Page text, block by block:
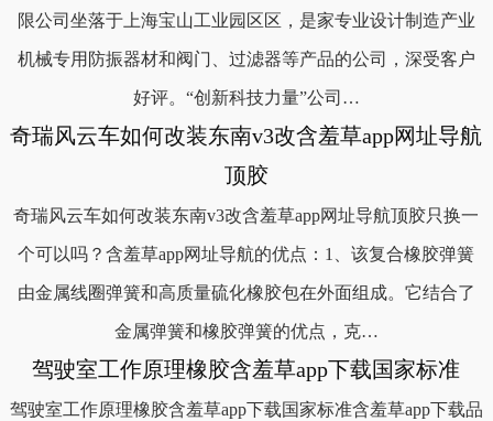
限公司坐落于上海宝山工业园区区，是家专业设计制造产业
机械专用防振器材和阀门、过滤器等产品的公司，深受客户
好评。“创新科技力量”公司…
奇瑞风云车如何改装东南v3改含羞草app网址导航
顶胶
奇瑞风云车如何改装东南v3改含羞草app网址导航顶胶只换一
个可以吗？含羞草app网址导航的优点：1、该复合橡胶弹簧
由金属线圈弹簧和高质量硫化橡胶包在外面组成。它结合了
金属弹簧和橡胶弹簧的优点，克…
驾驶室工作原理橡胶含羞草app下载国家标准
驾驶室工作原理橡胶含羞草app下载国家标准含羞草app下载品